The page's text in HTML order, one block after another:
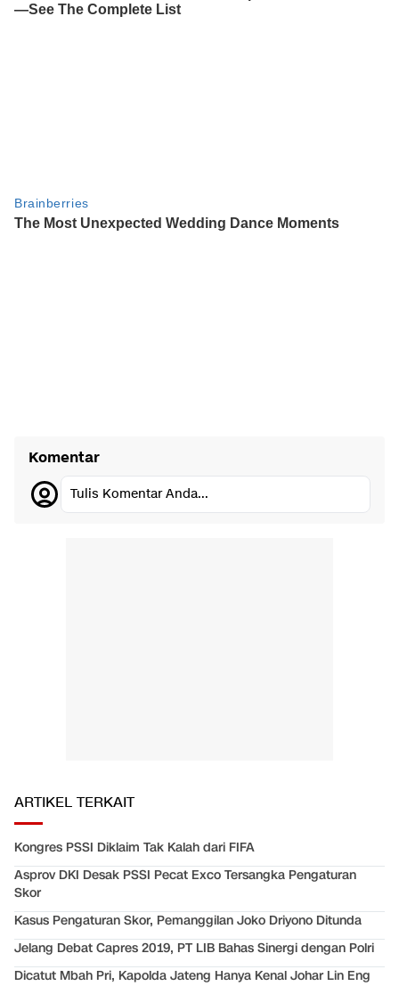
Komentar
Tulis Komentar Anda...
ARTIKEL TERKAIT
Kongres PSSI Diklaim Tak Kalah dari FIFA
Asprov DKI Desak PSSI Pecat Exco Tersangka Pengaturan
Skor
Kasus Pengaturan Skor, Pemanggilan Joko Driyono Ditunda
Jelang Debat Capres 2019, PT LIB Bahas Sinergi dengan Polri
Dicatut Mbah Pri, Kapolda Jateng Hanya Kenal Johar Lin Eng